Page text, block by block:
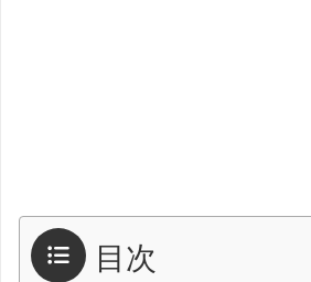
目次